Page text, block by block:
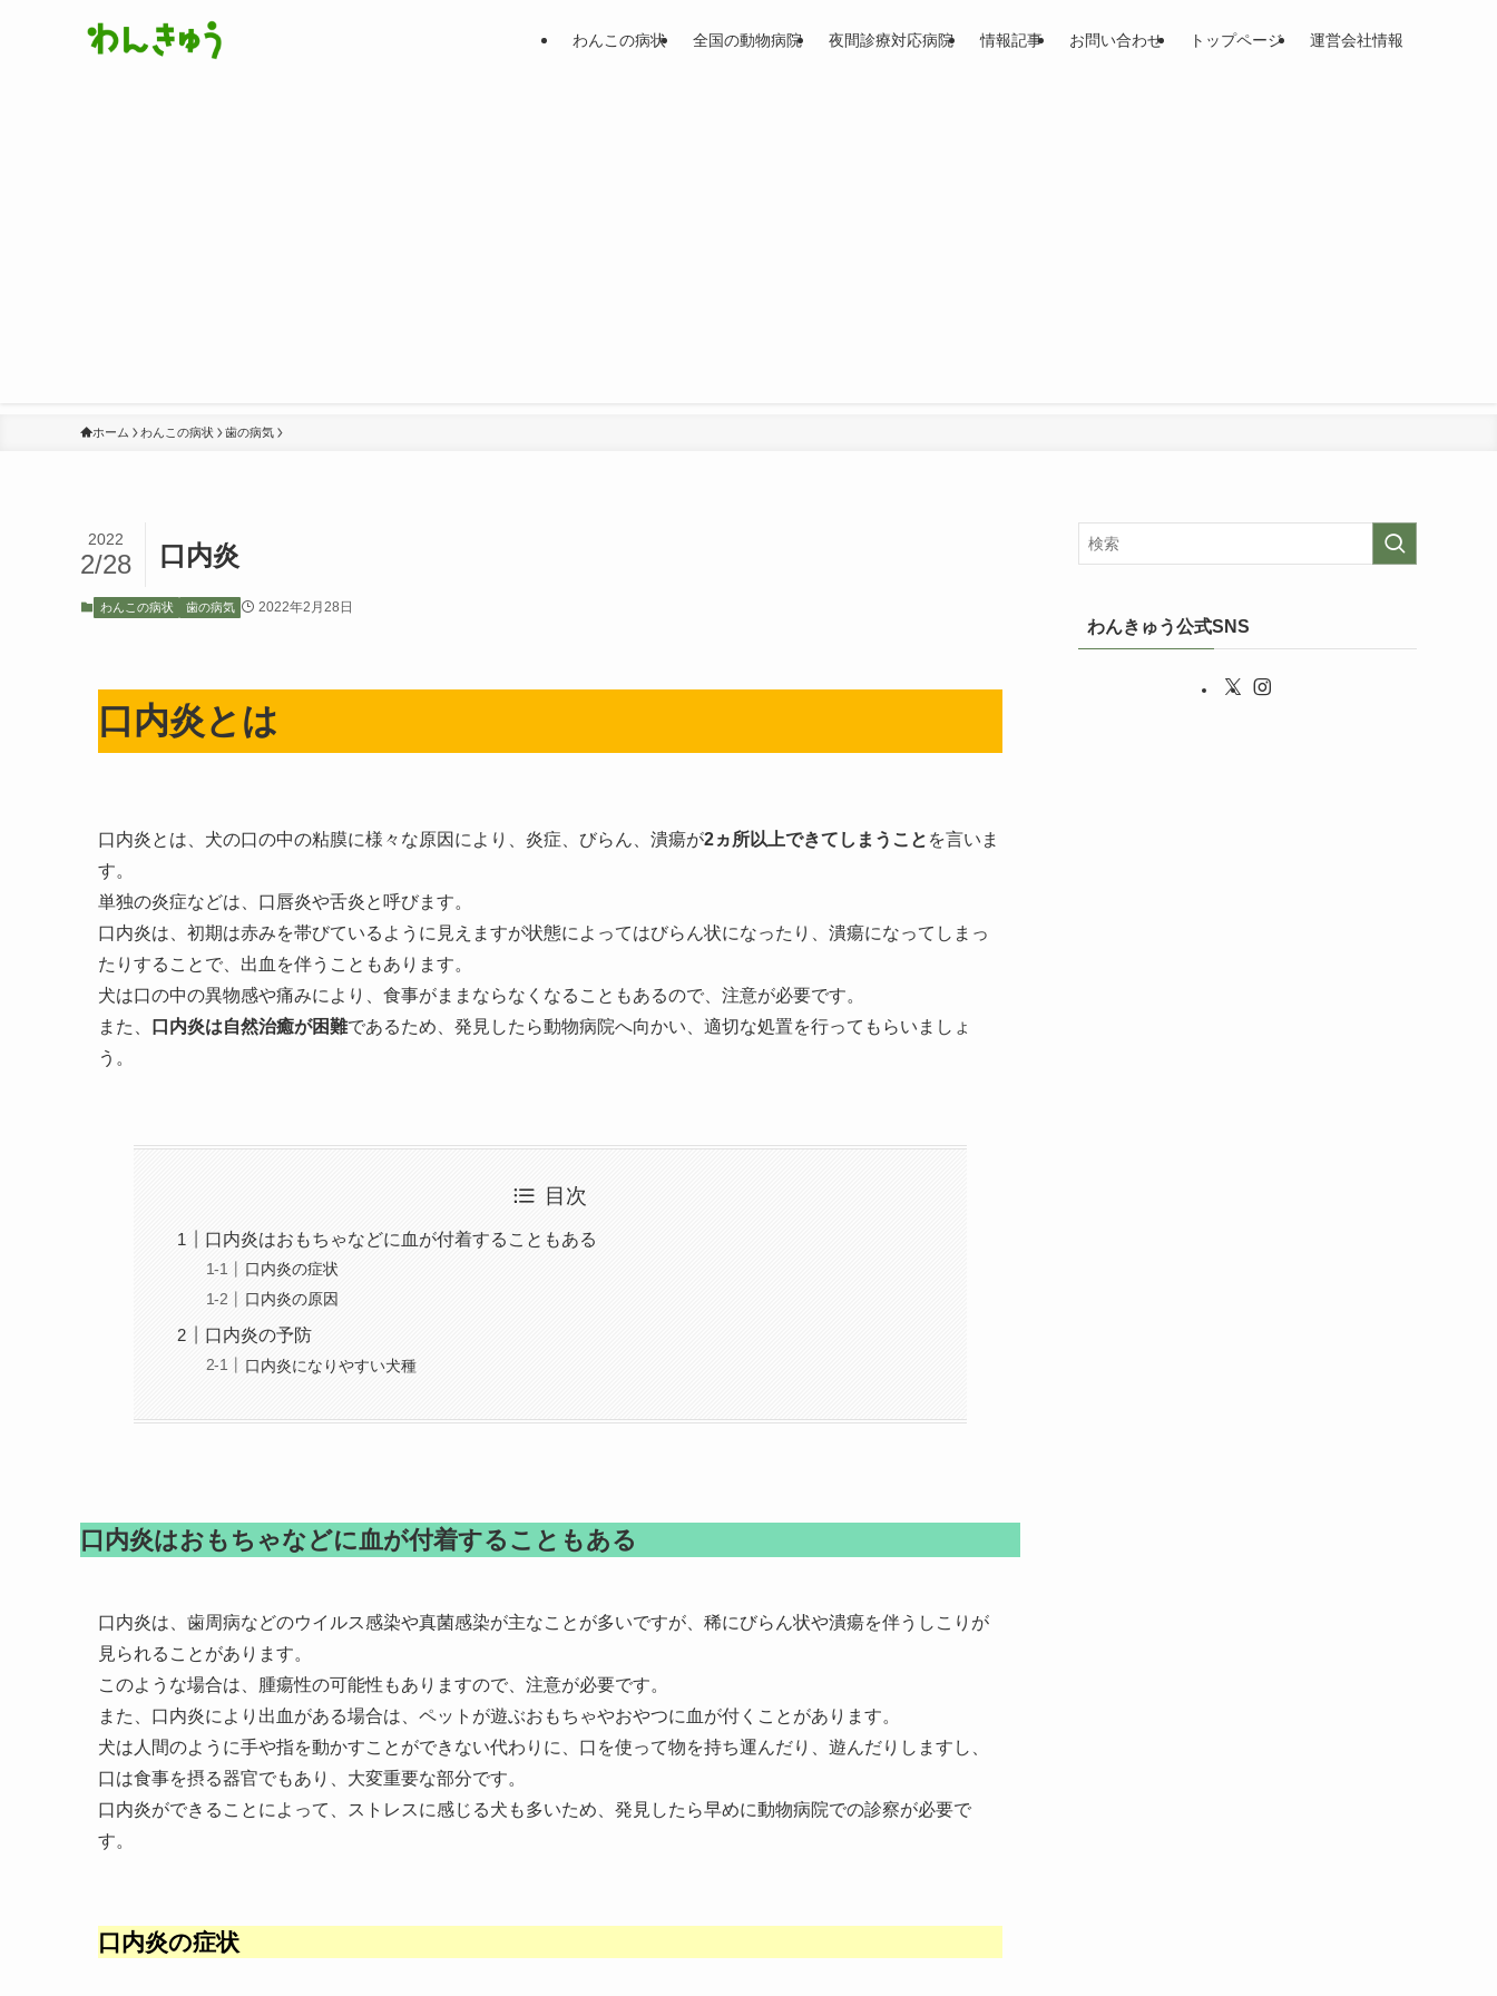
わんこの病状 全国の動物病院 夜間診療対応病院 情報記事 お問い合わせ トップページ 運営会社情報
ホーム わんこの病状 歯の病気
口内炎
2022
2/28
わんこの病状 歯の病気 2022年2月28日
口内炎とは
口内炎とは、犬の口の中の粘膜に様々な原因により、炎症、びらん、潰瘍が2ヵ所以上できてしまうこと を言いま
す。
単独の炎症などは、口唇炎や舌炎と呼びます。
口内炎は、初期は赤みを帯びているように見えますが状態によってはびらん状になったり、潰瘍になってしまっ
たりすることで、出血を伴うこともあります。
犬は口の中の異物感や痛みにより、食事がままならなくなることもあるので、注意が必要です。
また、
口内炎は自然治癒が困難であるため、発見したら動物病院へ向かい、適切な処置を行ってもらいましょ
う。
目次
口内炎はおもちゃなどに血が付着することもある
口内炎の症状
口内炎の原因
口内炎の予防
口内炎になりやすい犬種
口内炎はおもちゃなどに血が付着することもある
口内炎は、歯周病などのウイルス感染や真菌感染が主なことが多いですが、稀にびらん状や潰瘍を伴うしこりが
見られることがあります。
このような場合は、腫瘍性の可能性もありますので、注意が必要です。
また、口内炎により出血がある場合は、ペットが遊ぶおもちゃやおやつに血が付くことがあります。
犬は人間のように手や指を動かすことができない代わりに、口を使って物を持ち運んだり、遊んだりしますし、
口は食事を摂る器官でもあり、大変重要な部分です。
口内炎ができることによって、ストレスに感じる犬も多いため、発見したら早めに動物病院での診察が必要で
す。
口内炎の症状
わんきゅう公式SNS